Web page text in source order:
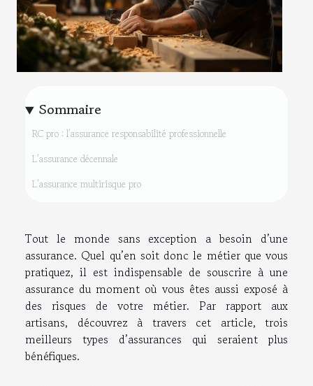
Sommaire
RC pro : l’assurance responsabilité professionnelle
L’assurance décennale
L’assurance multirisque pro
Tout le monde sans exception a besoin d’une
assurance. Quel qu’en soit donc le métier que vous
pratiquez, il est indispensable de souscrire à une
assurance du moment où vous êtes aussi exposé à
des risques de votre métier. Par rapport aux
artisans, découvrez à travers cet article, trois
meilleurs types d’assurances qui seraient plus
bénéfiques.